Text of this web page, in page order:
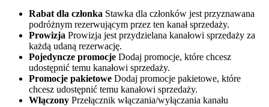
Rabat dla członka Stawka dla członków jest przyznawana
podróżnym rezerwującym przez ten kanał sprzedaży.
Prowizja Prowizja jest przydzielana kanałowi sprzedaży za
każdą udaną rezerwację.
Pojedyncze promocje Dodaj promocje, które chcesz
udostępnić temu kanałowi sprzedaży.
Promocje pakietowe Dodaj promocje pakietowe, które
chcesz udostępnić temu kanałowi sprzedaży.
Włączony Przełącznik włączania/wyłączania kanału